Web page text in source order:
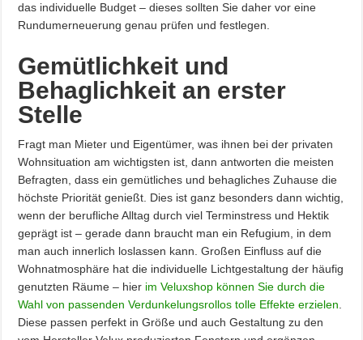
das individuelle Budget – dieses sollten Sie daher vor eine
Rundumerneuerung genau prüfen und festlegen.
Gemütlichkeit und
Behaglichkeit an erster
Stelle
Fragt man Mieter und Eigentümer, was ihnen bei der privaten
Wohnsituation am wichtigsten ist, dann antworten die meisten
Befragten, dass ein gemütliches und behagliches Zuhause die
höchste Priorität genießt. Dies ist ganz besonders dann wichtig,
wenn der berufliche Alltag durch viel Terminstress und Hektik
geprägt ist – gerade dann braucht man ein Refugium, in dem
man auch innerlich loslassen kann. Großen Einfluss auf die
Wohnatmosphäre hat die individuelle Lichtgestaltung der häufig
genutzten Räume – hier im Veluxshop können Sie durch die
Wahl von passenden Verdunkelungsrollos tolle Effekte erzielen
Diese passen perfekt in Größe und auch Gestaltung zu den